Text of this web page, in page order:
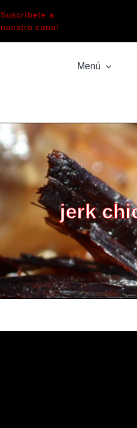
Suscríbete a
nuestro canal
Menú
jerk